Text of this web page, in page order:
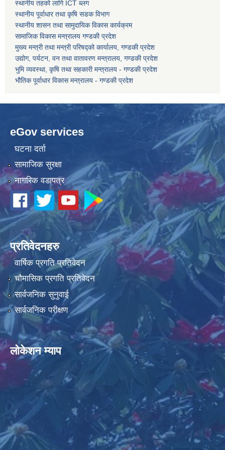
स्थानीय तहको लागि ICT ब्लग
स्थानीय पूर्वाधार तथा कृषि सडक विभाग
स्थानीय शासन तथा सामुदायिक विकास कार्यक्रम
सामाजिक विकास मन्त्रालय गण्डकी प्रदेश
मुख्य मन्त्री तथा मन्त्री परिषद्को कार्यालय, गण्डकी प्रदेश
उद्योग, पर्यटन, वन तथा वातावरण मन्त्रालय, गण्डकी प्रदेश
भुमि व्यवस्था, कृषि तथा सहकारी मन्त्रालय - गण्डकी प्रदेश
भौतिक पूर्वाधार विकास मन्त्रालय - गण्डकी प्रदेश
eGov services
घटना दर्ता
सामाजिक सुरक्षा
नागरिक वडापत्र
प्रतिवेदनहरु
वार्षिक प्रगति प्रतिवेदन
चौमासिक प्रगति प्रतिवेदन
सार्वजनिक सुनुवाई
सार्वजनिक परीक्षण
लोकेशन म्याप